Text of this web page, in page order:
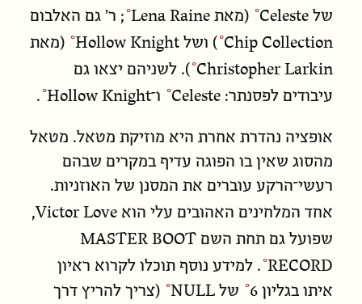
של Celeste (מאת Lena Raine ; ר׳ גם האלבום
Chip Collection ) ושלHollow Knight (מאת
Christopher Larkin ). לשניהם יצאו גם
עיבודים לפסנתר: Celeste ו־Hollow Knight
.
אופציה נהדרת אחרת היא מוזיקת מטאל. מטאל
מהסוג שאין בו הפוגה עדיף במקרים שבהם
רעשי־הרקע עוברים את המסנן של האוזניות.
אחד המלחינים האהובים עלי הוא Victor Love
,
שפועל גם תחת השם MASTER BOOT
RECORD . למידע נוסף תוכלו לקרוא ראיון
איתו בגליון 6 של NULL
(צריך להריץ דרך